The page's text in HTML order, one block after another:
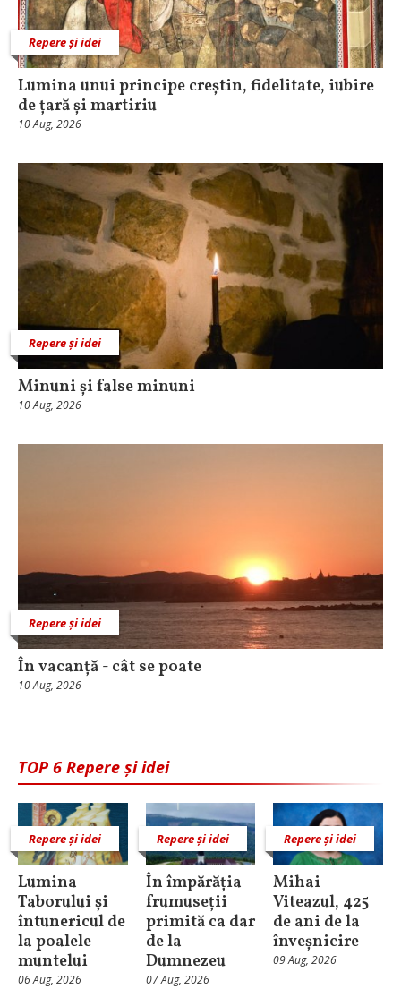
Repere și idei
Lumina unui principe creștin, fidelitate, iubire
de țară și martiriu
10 Aug, 2026
Repere și idei
Minuni și false minuni
10 Aug, 2026
Repere și idei
În vacanță - cât se poate
10 Aug, 2026
TOP 6 Repere și idei
Repere și idei
Lumina
Taborului și
întunericul de
la poalele
muntelui
06 Aug, 2026
Repere și idei
În împărăția
frumuseții
primită ca dar
de la
Dumnezeu
07 Aug, 2026
Repere și idei
Mihai
Viteazul, 425
de ani de la
înveșnicire
09 Aug, 2026